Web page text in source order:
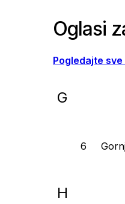
Oglasi
Pogledajte
G
H